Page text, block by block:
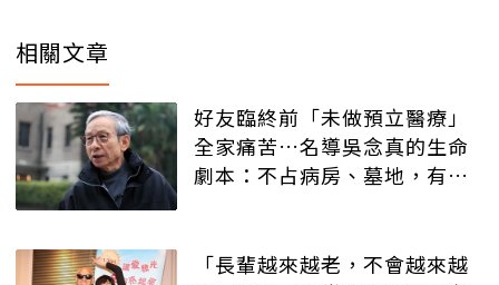
相關文章
好友臨終前「未做預立醫療」
全家痛苦…名導吳念真的生命
劇本：不占病房、墓地，有人
「長輩越來越老，不會越來越